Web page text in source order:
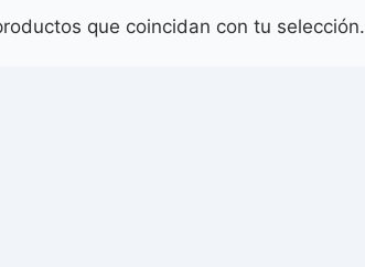
que coincidan con tu selección.